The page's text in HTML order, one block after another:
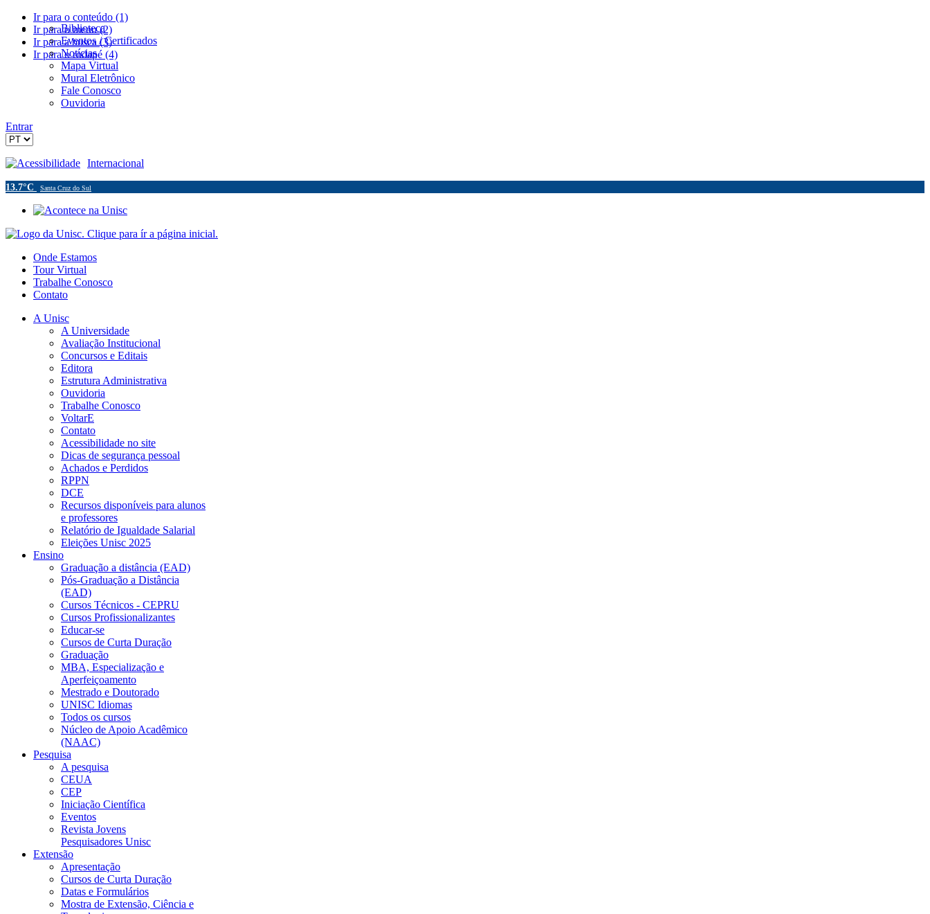
Ir para o conteúdo (1)
Ir para o menu (2)
Ir para a busca (3)
Ir para o rodapé (4)
Biblioteca
Eventos / Certificados
Notícias
Mapa Virtual
Mural Eletrônico
Fale Conosco
Ouvidoria
Entrar
Acessibilidade Internacional
13.7°C Santa Cruz do Sul
Onde Estamos
Tour Virtual
Trabalhe Conosco
Contato
A Unisc
A Universidade
Avaliação Institucional
Concursos e Editais
Editora
Estrutura Administrativa
Ouvidoria
Trabalhe Conosco
VoltarE
Contato
Acessibilidade no site
Dicas de segurança pessoal
Achados e Perdidos
RPPN
DCE
Recursos disponíveis para alunos
e professores
Relatório de Igualdade Salarial
Eleições Unisc 2025
Ensino
Graduação a distância (EAD)
Pós-Graduação a Distância
(EAD)
Cursos Técnicos - CEPRU
Cursos Profissionalizantes
Educar-se
Cursos de Curta Duração
Graduação
MBA, Especialização e
Aperfeiçoamento
Mestrado e Doutorado
UNISC Idiomas
Todos os cursos
Núcleo de Apoio Acadêmico
(NAAC)
Pesquisa
A pesquisa
CEUA
CEP
Iniciação Científica
Eventos
Revista Jovens
Pesquisadores Unisc
Extensão
Apresentação
Cursos de Curta Duração
Datas e Formulários
Mostra de Extensão, Ciência e